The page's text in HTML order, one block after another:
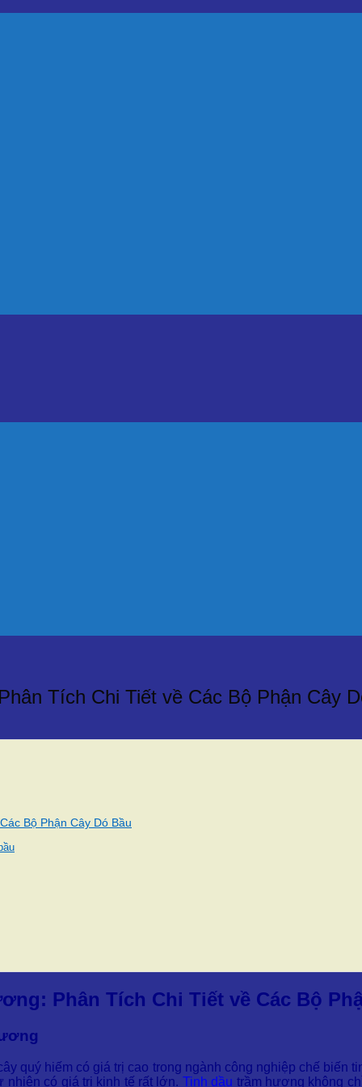
Tích Chi Tiết về Các Bộ Phận Cây
Bộ Phận Cây Dó Bầu
Phân Tích Chi Tiết về Các Bộ
quý hiếm có giá trị cao trong ngành công nghiệp chế biến
có giá trị kinh tế rất lớn. Tinh dầu trầm hương không